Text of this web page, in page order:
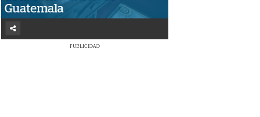
Guatemala
PUBLICIDAD